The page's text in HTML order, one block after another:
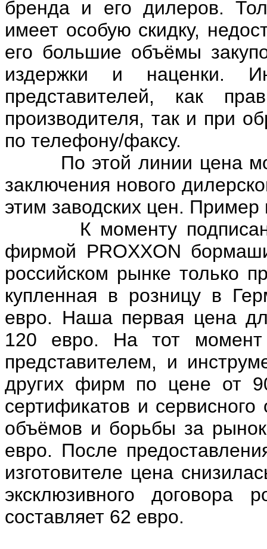
бренда и его дилеров.
имеет особую скидку,
его большие объёмы
издержки и наценки.
представителей, как
производителя, так и при
по телефону/факсу.
По этой линии цена
заключения нового
этим заводских цен. Пример
К моменту подписания
фирмой PROXXON
российском рынке только
купленная в розницу в
евро. Наша первая цена
120 евро. На тот
представителем, и
других фирм по цене от
сертификатов и
объёмов и борьбы за
евро. После
изготовителе цена
эксклюзивного
составляет 62 евро.